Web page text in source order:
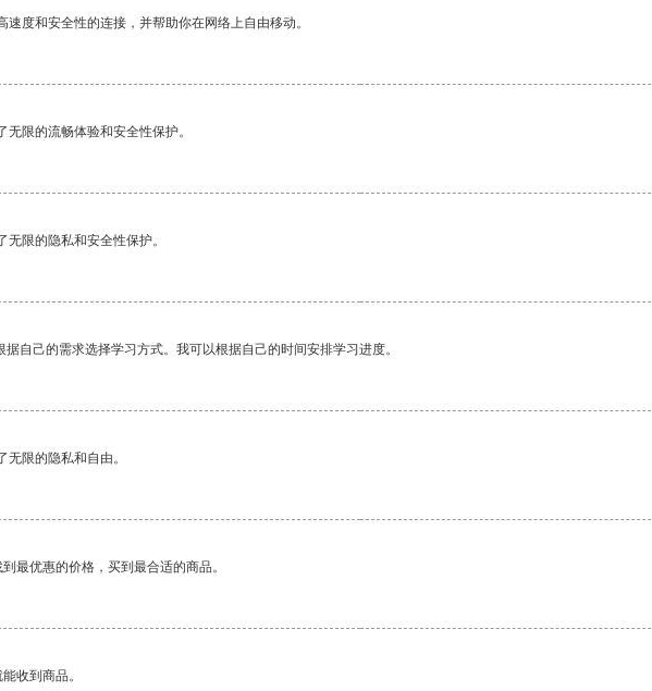
度和安全性的连接，并帮助你在网络上自由移动。
限的流畅体验和安全性保护。
限的隐私和安全性保护。
自己的需求选择学习方式。我可以根据自己的时间安排学习进度。
限的隐私和自由。
最优惠的价格，买到最合适的商品。
收到商品。